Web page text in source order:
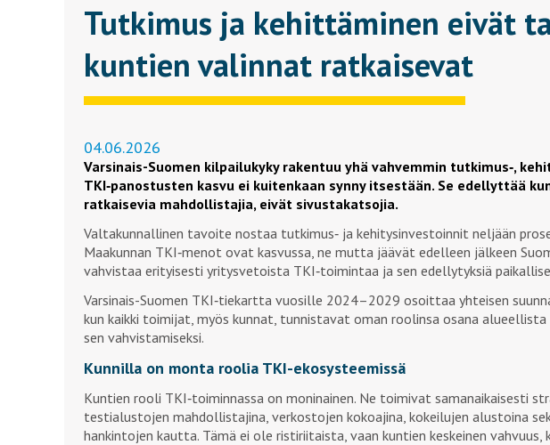
Tutkimus ja kehittäminen eivät
kuntien valinnat ratkaisevat
04.06.2026
Varsinais-Suomen kilpailukyky rakentuu yhä vahvemmin tutkimus‑,
TKI‑panostusten kasvu ei kuitenkaan synny itsestään. Se edellyttää
ratkaisevia mahdollistajia, eivät sivustakatsojia.
Valtakunnallinen tavoite nostaa tutkimus‑ ja kehitysinvestoinnit neljään
Maakunnan TKI‑menot ovat kasvussa, ne mutta jäävät edelleen jälkeen
vahvistaa erityisesti yritysvetoista TKI‑toimintaa ja sen edellytyksiä
Varsinais-Suomen TKI‑tiekartta vuosille 2024–2029 osoittaa yhteisen
kun kaikki toimijat, myös kunnat, tunnistavat oman roolinsa osana
sen vahvistamiseksi.
Kunnilla on monta roolia TKI-ekosysteemissä
Kuntien rooli TKI‑toiminnassa on moninainen. Ne toimivat samanaikaisesti
testialustojen mahdollistajina, verkostojen kokoajina, kokeilujen alustoina
hankintojen kautta. Tämä ei ole ristiriitaista, vaan kuntien keskeinen vahvuus,